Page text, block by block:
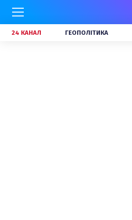
24 КАНАЛ ГЕОПОЛІТИКА